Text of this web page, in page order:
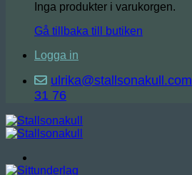
Inga produkter i varukorgen.
Gå tillbaka till butiken
Logga in
ulrika@stallsonakull.com
31 76